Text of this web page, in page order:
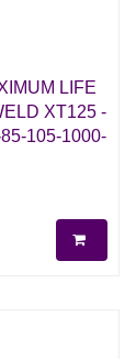
LIFE
XT125 -
105-1000-